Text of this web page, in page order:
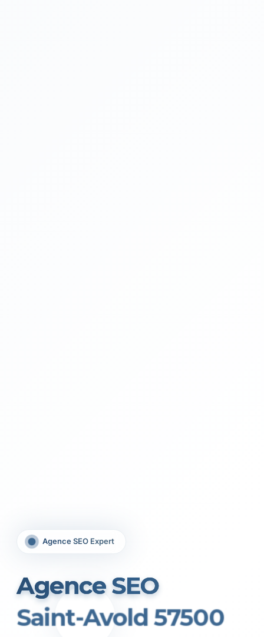
Agence SEO Expert
Agence SEO
Saint-Avold 57500